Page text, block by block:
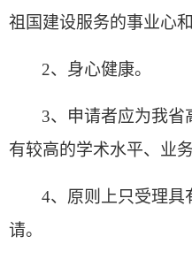
祖国建设服务的事业心和
2、身心健康。
3、申请者应为我省
有较高的学术水平、业
4、原则上只受理具
请。